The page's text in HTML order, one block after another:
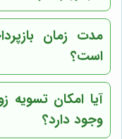
مدت زمان
است؟
آیا امکان تسویه
وجود دارد؟